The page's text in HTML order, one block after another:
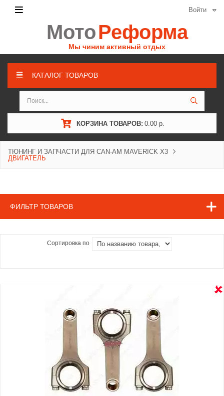
Войти
МотоРеформа
Мы чиним активный отдых
КАТАЛОГ ТОВАРОВ
КОРЗИНА ТОВАРОВ: 0.00 р.
ТЮНИНГ И ЗАПЧАСТИ ДЛЯ CAN-AM MAVERICK X3
ДВИГАТЕЛЬ
ФИЛЬТР ТОВАРОВ
Сортировка по